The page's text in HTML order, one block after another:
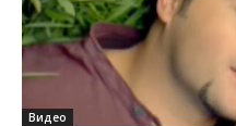
Видео